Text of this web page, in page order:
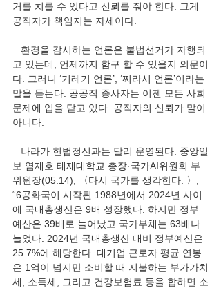
거를 치를 수 있다고 신뢰를 줘야 한다. 그게
공직자가 책임지는 자세이다.
환경을 감시하는 언론은 불법선거가 자행되
고 있는데, 언제까지 함구 할 수 있을지 의문이
다. 그러니 ‘기레기 언론’, ‘찌라시 언론’이라는
말을 듣는다. 공공직 종사자는 이젠 모든 사회
문제에 입을 닫고 있다. 공직자의 신뢰가 말이
아니다.
나라가 헌법정신과는 달리 운영된다. 중앙일
보 염재호 태재대학교 총장·국가AI위원회 부
위원장(05.14), 〈다시 국가를 생각한다. 〉,
“6공화국이 시작된 1988년에서 2024년 사이
에 국내총생산은 9배 성장했다. 하지만 정부
예산은 39배로 늘어났고 국가부채는 63배나
늘었다. 2024년 국내총생산 대비 정부예산은
25.7%에 해당한다. 대기업 근로자 평균 연봉
은 1억이 넘지만 소비할 때 지불하는 부가가치
세, 소득세, 그리고 건강보험료 등을 합하면 소